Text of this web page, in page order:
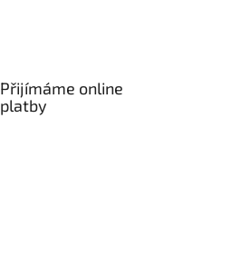
Přijímáme online
platby